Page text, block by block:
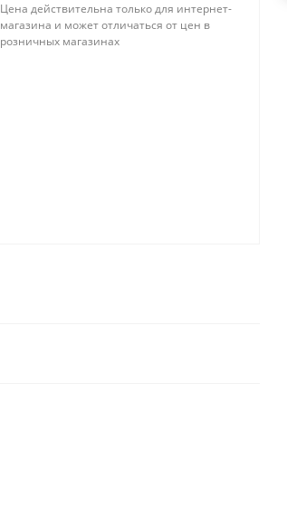
Цена действительна только для интернет-
магазина и может отличаться от цен в
розничных магазинах